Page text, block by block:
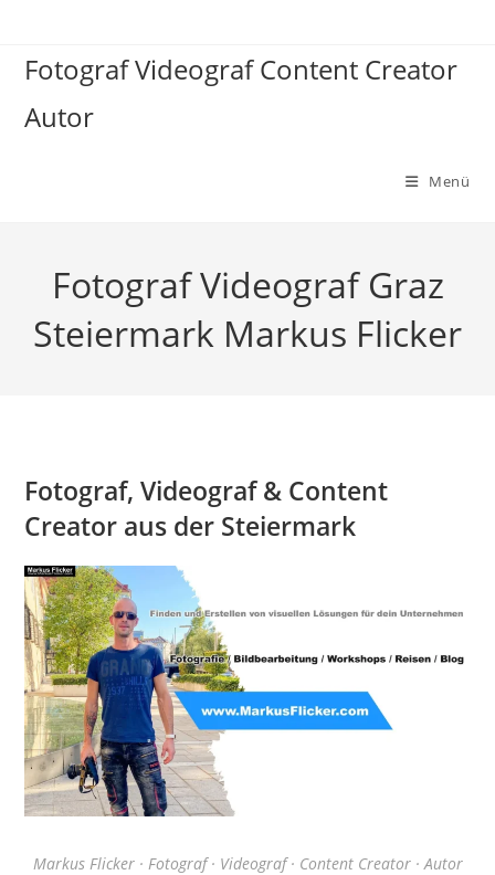
springen
Fotograf Videograf Content Creator
Autor
Menü
Fotograf Videograf Graz
Steiermark Markus Flicker
Fotograf, Videograf & Content
Creator aus der Steiermark
Markus Flicker · Fotograf · Videograf · Content Creator · Autor